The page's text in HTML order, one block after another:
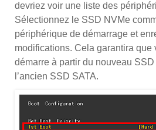
devriez voir une liste des
Sélectionnez le SSD NVMe
périphérique de démarrage et
modifications. Cela garantira que
démarre à partir du nouveau
l’ancien SSD SATA.